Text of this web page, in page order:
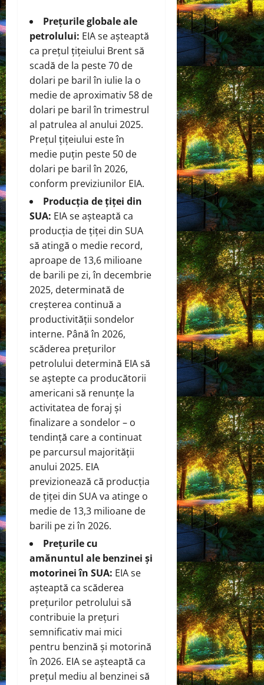
Prețurile globale ale
petrolului: EIA se așteaptă
ca prețul țițeiului Brent să
scadă de la peste 70 de
dolari pe baril în iulie la o
medie de aproximativ 58 de
dolari pe baril în trimestrul
al patrulea al anului 2025.
Prețul țițeiului este în
medie puțin peste 50 de
dolari pe baril în 2026,
conform previziunilor EIA.
Producția de țiței din
SUA: EIA se așteaptă ca
producția de țiței din SUA
să atingă o medie record,
aproape de 13,6 milioane
de barili pe zi, în decembrie
2025, determinată de
creșterea continuă a
productivității sondelor
interne. Până în 2026,
scăderea prețurilor
petrolului determină EIA să
se aștepte ca producătorii
americani să renunțe la
activitatea de foraj și
finalizare a sondelor – o
tendință care a continuat
pe parcursul majorității
anului 2025. EIA
previzionează că producția
de țiței din SUA va atinge o
medie de 13,3 milioane de
barili pe zi în 2026.
Prețurile cu
amănuntul ale benzinei și
motorinei în SUA: EIA se
așteaptă ca scăderea
prețurilor petrolului să
contribuie la prețuri
semnificativ mai mici
pentru benzină și motorină
în 2026. EIA se așteaptă ca
prețul mediu al benzinei să